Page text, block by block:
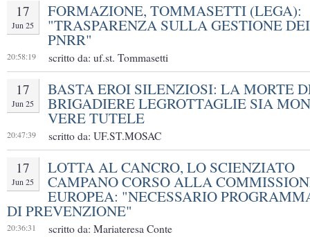
17
Jun 25
FORMAZIONE, TOMMASETTI (LEGA):
"TRASPARENZA SULLA GESTIONE
PNRR"
20:58:19 scritto da: uf.st. Tommasetti
17
Jun 25
BASTA EROI SILENZIOSI: LA MORTE
BRIGADIERE LEGROTTAGLIE SIA
VERE TUTELE
20:47:39 scritto da: UF.ST.MOSAC
17
Jun 25
LOTTA AL CANCRO, LO SCIENZIATO
CAMPANO CORSO ALLA
EUROPEA: "NECESSARIO
DI PREVENZIONE"
20:36:31 scritto da: Mariateresa Conte